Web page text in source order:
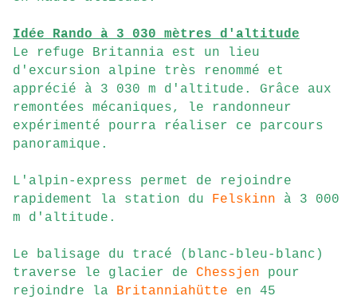
Idée Rando à 3 030 mètres d'altitude
Le refuge Britannia est un lieu
d'excursion alpine très renommé et
apprécié à 3 030 m d'altitude. Grâce aux
remontées mécaniques, le randonneur
expérimenté pourra réaliser ce parcours
panoramique.
L'alpin-express permet de rejoindre
rapidement la station du Felskinn à 3 000
m d'altitude.
Le balisage du tracé (blanc-bleu-blanc)
traverse le glacier de Chessjen pour
rejoindre la Britanniahütte en 45